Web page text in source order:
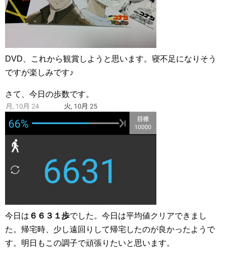
DVD、これから観賞しようと思います。寝不足になりそう
ですが楽しみです♪
さて、今日の歩数です。
今日は ６６３１歩でした。今日は平均値クリアできまし
た。帰宅時、少し遠回りして帰宅したのが良かったようで
す。明日もこの調子で頑張りたいと思います。